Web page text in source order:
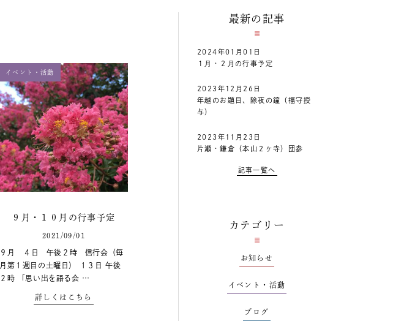
イベント・活動
９月・１０月の行事予定
2021/09/01
９月 ４日 午後２時 信行会（毎
月第１週目の土曜日） １３日 午後
２時 「思い出を語る会 …
詳しくはこちら
最新の記事
2024年01月01日
１月・２月の行事予定
2023年12月26日
年越のお題目、除夜の鐘（福守授
与）
2023年11月23日
片瀬・鎌倉（本山２ヶ寺）団参
記事一覧へ
カテゴリー
お知らせ
イベント・活動
ブログ